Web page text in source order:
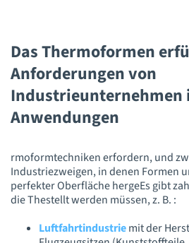
Das Thermoformen
Anforderungen von
Industrieunternehmen
Anwendungen
rmoformtechniken erfordern, und
Industriezweigen, in denen Formen
perfekter Oberfläche hergeEs gibt
die Thestellt werden müssen, z. B. :
Luftfahrtindustriemit der